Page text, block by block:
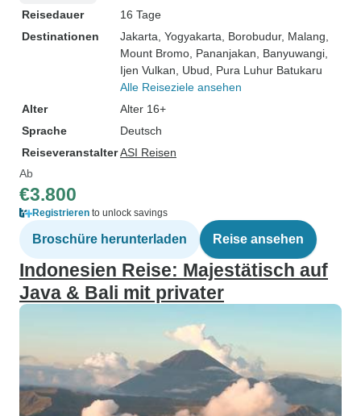
Reisedauer
16 Tage
Destinationen
Jakarta , Yogyakarta , Borobudur, Malang
Mount Bromo , Pananjakan , Banyuwangi
Ijen Vulkan , Ubud , Pura Luhur Batukaru
Alle Reiseziele ansehen
Alter
Alter 16+
Sprache
Deutsch
ReiseveranstalterASI Reisen
Ab
€3.800
Registrieren to unlock savings
Broschüre herunterladen Reise ansehen
Indonesien Reise: Majestätisch auf
Java & Bali mit privater